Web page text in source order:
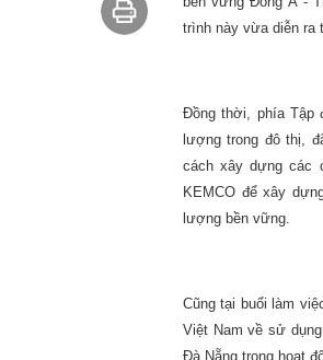
trình này vừa diễn ra
Đồng thời, phía Tập
lượng trong đô thị,
cách xây dựng các
KEMCO để xây
lượng bền vững.
Cũng tại buổi làm
Việt Nam về sử
Đà Nẵng trong hoạt